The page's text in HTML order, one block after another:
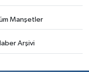
Manşetler
Arşivi